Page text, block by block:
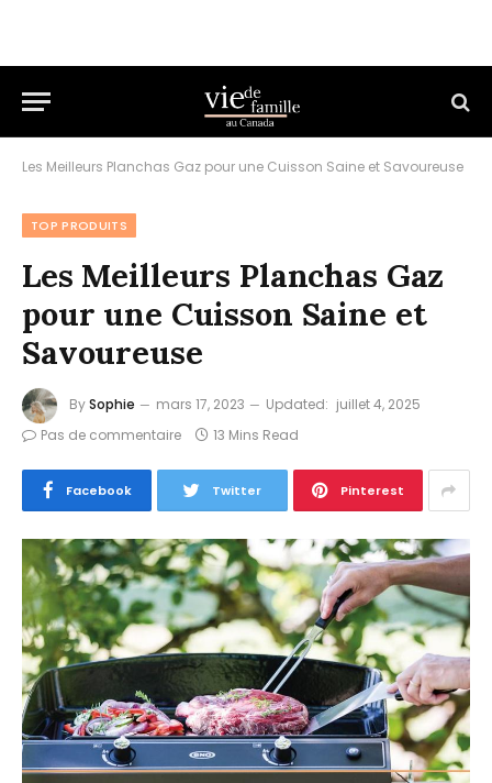
Les Meilleurs Planchas Gaz pour une Cuisson Saine et Savoureuse
TOP PRODUITS
Les Meilleurs Planchas Gaz
pour une Cuisson Saine et
Savoureuse
BySophie mars 17, 2023 Updated: juillet 4, 2025
Pas de commentaire
13 Mins Read
Facebook Twitter Pinterest